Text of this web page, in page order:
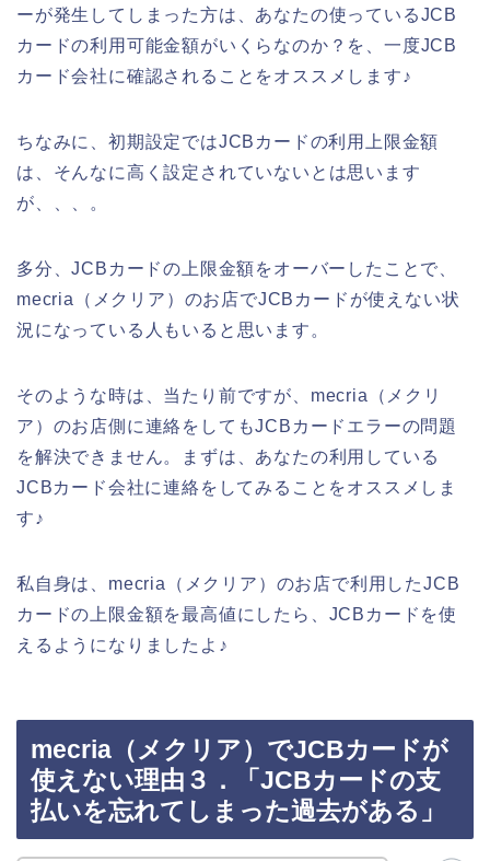
ーが発生してしまった方は、あなたの使っているJCB
カードの利用可能金額がいくらなのか？を、一度JCB
カード会社に確認されることをオススメします♪
ちなみに、初期設定ではJCBカードの利用上限金額
は、そんなに高く設定されていないとは思います
が、、、。
多分、JCBカードの上限金額をオーバーしたことで、
mecria（メクリア）のお店でJCBカードが使えない状
況になっている人もいると思います。
そのような時は、当たり前ですが、mecria（メクリ
ア）のお店側に連絡をしてもJCBカードエラーの問題
を解決できません。まずは、あなたの利用している
JCBカード会社に連絡をしてみることをオススメしま
す♪
私自身は、mecria（メクリア）のお店で利用したJCB
カードの上限金額を最高値にしたら、JCBカードを使
えるようになりましたよ♪
mecria（メクリア）でJCBカードが
使えない理由３．「JCBカードの支
払いを忘れてしまった過去がある」